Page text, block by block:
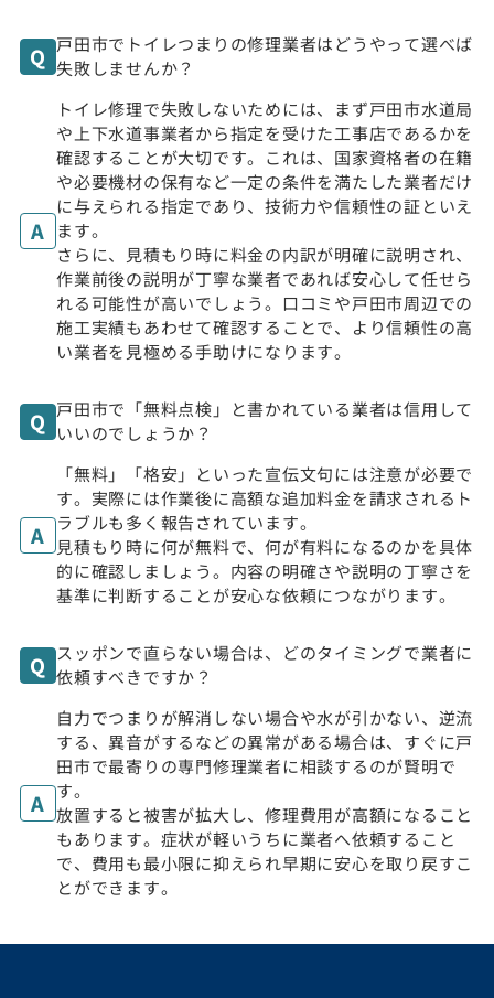
戸田市でトイレつまりの修理業者はどうやって選べば
失敗しませんか？
トイレ修理で失敗しないためには、まず戸田市水道局
や上下水道事業者から指定を受けた工事店であるかを
確認することが大切です。これは、国家資格者の在籍
や必要機材の保有など一定の条件を満たした業者だけ
に与えられる指定であり、技術力や信頼性の証といえ
ます。
さらに、見積もり時に料金の内訳が明確に説明され、
作業前後の説明が丁寧な業者であれば安心して任せら
れる可能性が高いでしょう。口コミや戸田市周辺での
施工実績もあわせて確認することで、より信頼性の高
い業者を見極める手助けになります。
戸田市で「無料点検」と書かれている業者は信用して
いいのでしょうか？
「無料」「格安」といった宣伝文句には注意が必要で
す。実際には作業後に高額な追加料金を請求されるト
ラブルも多く報告されています。
見積もり時に何が無料で、何が有料になるのかを具体
的に確認しましょう。内容の明確さや説明の丁寧さを
基準に判断することが安心な依頼につながります。
スッポンで直らない場合は、どのタイミングで業者に
依頼すべきですか？
自力でつまりが解消しない場合や水が引かない、逆流
する、異音がするなどの異常がある場合は、すぐに戸
田市で最寄りの専門修理業者に相談するのが賢明で
す。
放置すると被害が拡大し、修理費用が高額になること
もあります。症状が軽いうちに業者へ依頼すること
で、費用も最小限に抑えられ早期に安心を取り戻すこ
とができます。